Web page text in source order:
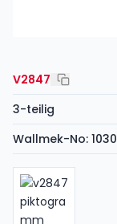
V2847
3-teilig
Wallmek-No: 1030